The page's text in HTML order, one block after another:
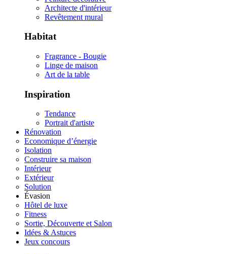
Architecte d'intérieur
Revêtement mural
Habitat
Fragrance - Bougie
Linge de maison
Art de la table
Inspiration
Tendance
Portrait d'artiste
Rénovation
Economique d’énergie
Isolation
Construire sa maison
Intérieur
Extérieur
Solution
Évasion
Hôtel de luxe
Fitness
Sortie, Découverte et Salon
Idées & Astuces
Jeux concours